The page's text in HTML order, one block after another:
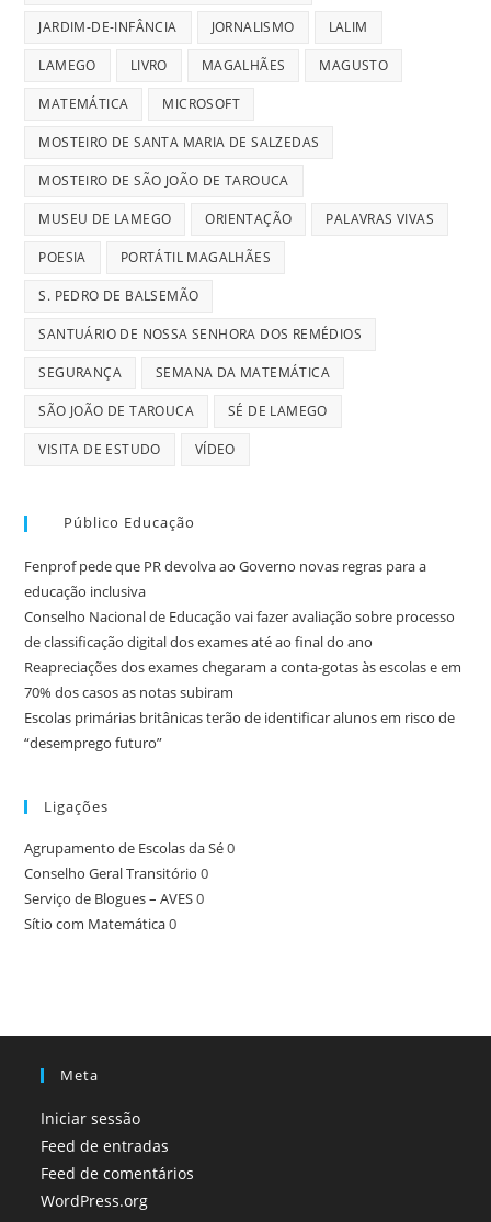
JARDIM-DE-INFÂNCIA JORNALISMO LALIM
LAMEGO LIVRO MAGALHÃES MAGUSTO
MATEMÁTICA MICROSOFT
MOSTEIRO DE SANTA MARIA DE SALZEDAS
MOSTEIRO DE SÃO JOÃO DE TAROUCA
MUSEU DE LAMEGO ORIENTAÇÃO PALAVRAS VIVAS
POESIA PORTÁTIL MAGALHÃES
S. PEDRO DE BALSEMÃO
SANTUÁRIO DE NOSSA SENHORA DOS REMÉDIOS
SEGURANÇA SEMANA DA MATEMÁTICA
SÃO JOÃO DE TAROUCA SÉ DE LAMEGO
VISITA DE ESTUDO VÍDEO
Público Educação
Fenprof pede que PR devolva ao Governo novas regras para a
educação inclusiva
Conselho Nacional de Educação vai fazer avaliação sobre processo
de classificação digital dos exames até ao final do ano
Reapreciações dos exames chegaram a conta-gotas às escolas e em
70% dos casos as notas subiram
Escolas primárias britânicas terão de identificar alunos em risco de
“desemprego futuro”
Ligações
Agrupamento de Escolas da Sé0
Conselho Geral Transitório 0
Serviço de Blogues – AVES0
Sítio com Matemática0
Meta
Iniciar sessão
Feed de entradas
Feed de comentários
WordPress.org